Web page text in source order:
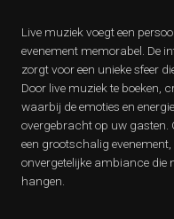
Live muziek voegt een
evenement memorabel. De
zorgt voor een unieke sfeer
Door live muziek te boeken,
waarbij de emoties en
overgebracht op uw gasten.
een grootschalig
onvergetelijke ambiance die
hangen.